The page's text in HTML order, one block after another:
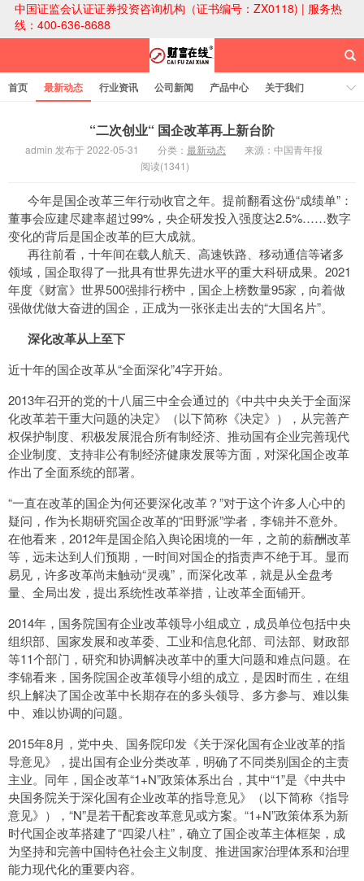
中国证监会认证证券投资咨询机构（证书编号：ZX0118) | 服务热
线：400-636-8688
财富在线科技
首页 最新动态 行业资讯 公司新闻 产品中心
关于我们
“二次创业“ 国企改革再上新台阶
admin 发布于 2022-05-31 分类： 最新动态
来源：中国青年报
阅读(1341)
今年是国企改革三年行动收官之年。提前翻看这份“成绩单”：
董事会应建尽建率超过99%，央企研发投入强度达2.5%……数字
变化的背后是国企改革的巨大成就。
再往前看，十年间在载人航天、高速铁路、移动通信等诸多
领域，国企取得了一批具有世界先进水平的重大科研成果。2021
年度《财富》世界500强排行榜中，国企上榜数量95家，向着做
强做优做大奋进的国企，正成为一张张走出去的“大国名片”。
深化改革从上至下
近十年的国企改革从“全面深化”4字开始。
2013年召开的党的十八届三中全会通过的《中共中央关于全面深
化改革若干重大问题的决定》（以下简称《决定》），从完善产
权保护制度、积极发展混合所有制经济、推动国有企业完善现代
企业制度、支持非公有制经济健康发展等方面，对深化国企改革
作出了全面系统的部署。
“一直在改革的国企为何还要深化改革？”对于这个许多人心中的
疑问，作为长期研究国企改革的“田野派”学者，李锦并不意外。
在他看来，2012年是国企陷入舆论困境的一年，之前的薪酬改革
等，远未达到人们预期，一时间对国企的指责声不绝于耳。显而
易见，许多改革尚未触动“灵魂”，而深化改革，就是从全盘考
量、全局出发，提出系统性改革举措，让改革全面铺开。
2014年，国务院国有企业改革领导小组成立，成员单位包括中央
组织部、国家发展和改革委、工业和信息化部、司法部、财政部
等11个部门，研究和协调解决改革中的重大问题和难点问题。在
李锦看来，国务院国企改革领导小组的成立，是因时而生，在组
织上解决了国企改革中长期存在的多头领导、多方参与、难以集
中、难以协调的问题。
2015年8月，党中央、国务院印发《关于深化国有企业改革的指
导意见》，提出国有企业分类改革，明确了不同类别国企的主责
主业。同年，国企改革“1+N”政策体系出台，其中“1”是《中共中
央国务院关于深化国有企业改革的指导意见》（以下简称《指导
意见》），“N”是若干配套改革意见或方案。“1+N”政策体系为新
时代国企改革搭建了“四梁八柱”，确立了国企改革主体框架，成
为坚持和完善中国特色社会主义制度、推进国家治理体系和治理
能力现代化的重要内容。